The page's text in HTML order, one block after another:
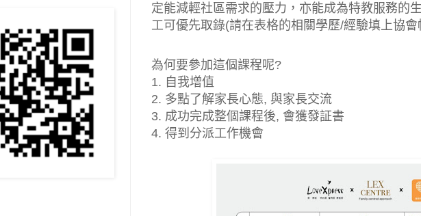
定能減輕社區需求的壓力，亦能成為特教服務的
工可優先取錄(請在表格的相關學歷/經驗填上協
為何要參加這個課程呢?
1. 自我增值
2. 多點了解家長心態, 與家長交流
3. 成功完成整個課程後, 會獲發証書
4. 得到分派工作機會